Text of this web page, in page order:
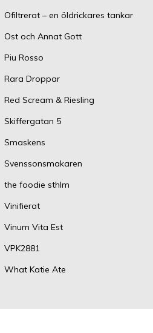
Ofiltrerat – en öldrickares tankar
Ost och Annat Gott
Piu Rosso
Rara Droppar
Red Scream & Riesling
Skiffergatan 5
Smaskens
Svenssonsmakaren
the foodie sthlm
Vinifierat
Vinum Vita Est
VPK2881
What Katie Ate